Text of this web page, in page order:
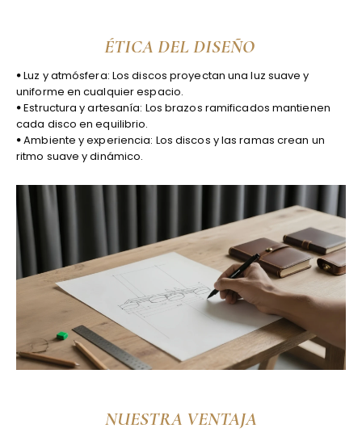
ÉTICA DEL DISEÑO
ꔷ Luz y atmósfera: Los discos proyectan una luz suave y
uniforme en cualquier espacio.
ꔷ Estructura y artesanía: Los brazos ramificados mantienen
cada disco en equilibrio.
ꔷ Ambiente y experiencia: Los discos y las ramas crean un
ritmo suave y dinámico.
NUESTRA VENTAJA